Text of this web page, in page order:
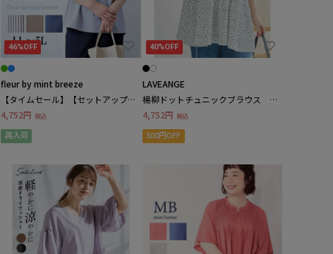
46%OFF
fleur by mint breeze
【タイムセール】【セットアップ】
【イージーケア・吸水速乾】ドライ
サッカーバックフレアブラウス
4,752円 税込
再入荷
40%OFF
LAVEANGE
楊柳ドットチュニックブラウス
LL/3L/4L/5L ラビアンジェ
4,752円 税込
500円OFF